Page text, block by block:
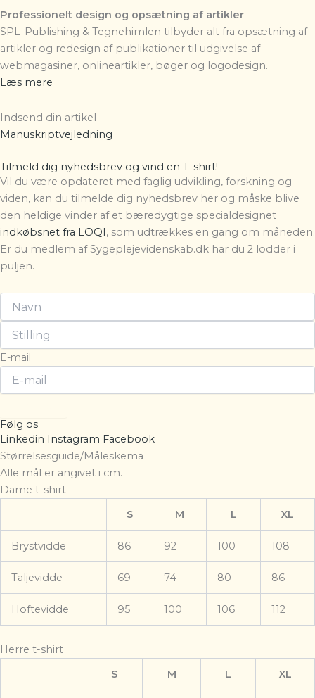
Professionelt design og opsætning af artikler
SPL-Publishing & Tegnehimlen tilbyder alt fra opsætning af
artikler og redesign af publikationer til udgivelse af
webmagasiner, onlineartikler, bøger og logodesign.
Læs mere
Indsend din artikel
Manuskriptvejledning
Tilmeld dig nyhedsbrev og vind en T-shirt!
Vil du være opdateret med faglig udvikling, forskning og
viden, kan du tilmelde dig nyhedsbrev her og måske blive
den heldige vinder af et bæredygtige specialdesignet
indkøbsnet fra LOQI , som udtrækkes en gang om måneden.
Er du medlem af Sygeplejevidenskab.dk har du 2 lodder i
puljen.
E-mail
Følg os
Linkedin Instagram Facebook
Størrelsesguide/Måleskema
Alle mål er angivet i cm.
Dame t-shirt
S
M L XL
Brystvidde 86 92 100 108
Taljevidde 69 74 80 86
Hoftevidde 95 100 106 112
Herre t-shirt
S
M L XL